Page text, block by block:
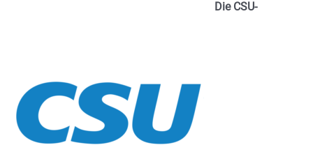
Die CSU-